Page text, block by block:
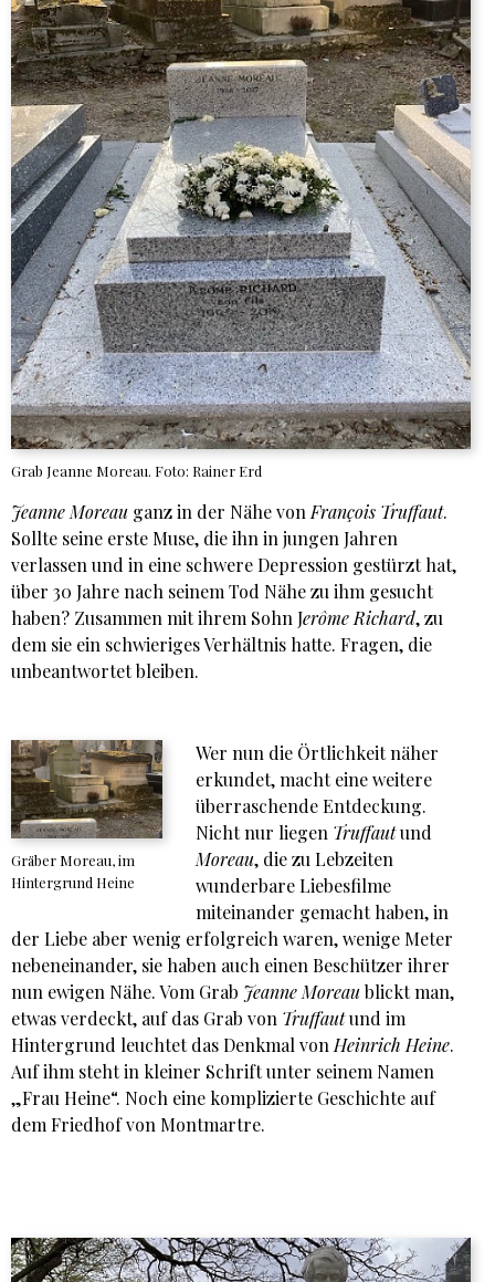
Grab Jeanne Moreau. Foto: Rainer Erd
Jeanne Moreau ganz in der Nähe von François Truffaut.
Sollte seine erste Muse, die ihn in jungen Jahren
verlassen und in eine schwere Depression gestürzt hat,
über 30 Jahre nach seinem Tod Nähe zu ihm gesucht
haben? Zusammen mit ihrem Sohn Jerôme Richard, zu
dem sie ein schwieriges Verhältnis hatte. Fragen, die
unbeantwortet bleiben.
Gräber Moreau, im
Hintergrund Heine
Wer nun die Örtlichkeit näher
erkundet, macht eine weitere
überraschende Entdeckung.
Nicht nur liegen Truffautund
Moreau, die zu Lebzeiten
wunderbare Liebesfilme
miteinander gemacht haben, in
der Liebe aber wenig erfolgreich waren, wenige Meter
nebeneinander, sie haben auch einen Beschützer ihrer
nun ewigen Nähe. Vom Grab Jeanne Moreaublickt man,
etwas verdeckt, auf das Grab von Truffautund im
Hintergrund leuchtet das Denkmal von Heinrich Heine.
Auf ihm steht in kleiner Schrift unter seinem Namen
„Frau Heine“. Noch eine komplizierte Geschichte auf
dem Friedhof von Montmartre.